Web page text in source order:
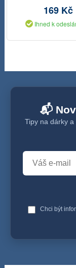
169 Kč
Ihned k
📬
Tipy na dárky
Chci být